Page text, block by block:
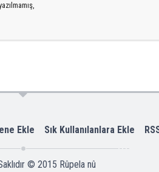
Ekle Sık Kullanılanlara Ekle
© 2015 Rûpela nû